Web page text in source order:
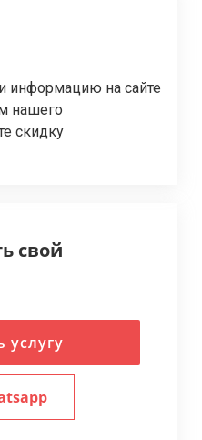
информацию на сайте
нашего
скидку
свой
услугу